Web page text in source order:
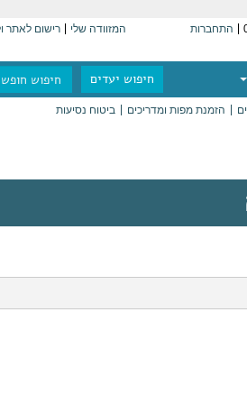
התחברות המזוודה שלי רישום לאתר
חיפוש יעדים
הזמנת מפות ומדריכים ביטוח נסיעות